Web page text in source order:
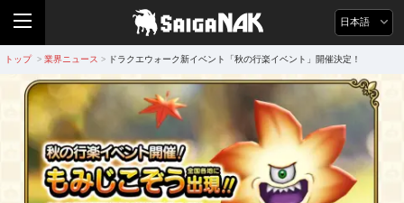
日本語
トップ > 業界ニュース > ドラクエウォーク新イベント「秋の行楽イベント」開催決定！